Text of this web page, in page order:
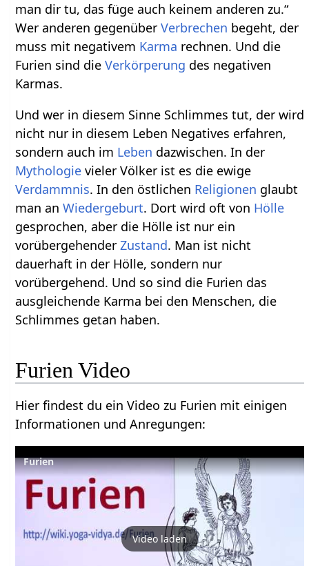
man dir tu, das füge auch keinem anderen zu.“
Wer anderen gegenüberVerbrechen begeht, der
muss mit negativem Karma rechnen. Und die
Furien sind dieVerkörperung des negativen
Karmas.
Und wer in diesem Sinne Schlimmes tut, der wird
nicht nur in diesem Leben Negatives erfahren,
sondern auch im Leben dazwischen. In der
Mythologie vieler Völker ist es die ewige
Verdammnis. In den östlichen Religionen glaubt
man anWiedergeburt. Dort wird oft von Hölle
gesprochen, aber die Hölle ist nur ein
vorübergehenderZustand. Man ist nicht
dauerhaft in der Hölle, sondern nur
vorübergehend. Und so sind die Furien das
ausgleichende Karma bei den Menschen, die
Schlimmes getan haben.
Furien Video
Hier findest du ein Video zu Furien mit einigen
Informationen und Anregungen:
Furien
Video laden